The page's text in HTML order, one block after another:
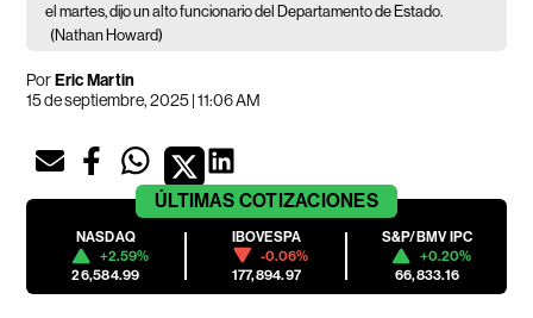
el martes, dijo un alto funcionario del Departamento de Estado.
(Nathan Howard)
PorEric Martin
15 de septiembre, 2025 | 11:06 AM
ÚLTIMAS COTIZACIONES
NASDAQ
+2.59%
26,584.99
IBOVESPA
-0.06%
177,894.97
S&P/BMV IPC
+0.20%
66,833.16